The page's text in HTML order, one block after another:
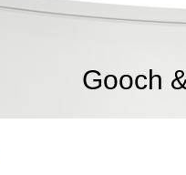
Gooch